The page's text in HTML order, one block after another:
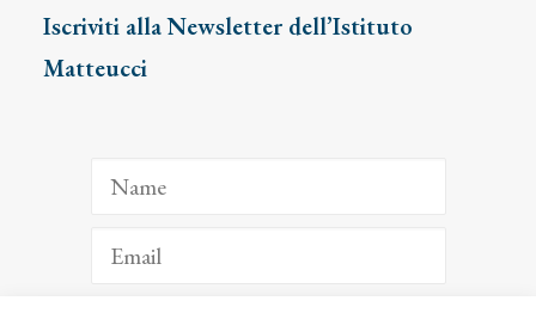
Iscriviti alla Newsletter dell’Istituto
Matteucci